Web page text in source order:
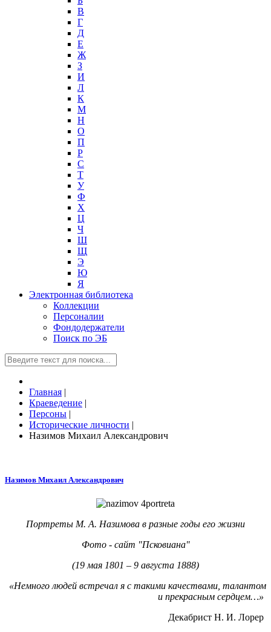
В
Г
Д
Е
Ж
З
И
Л
К
М
Н
О
П
Р
С
Т
У
Ф
Х
Ц
Ч
Ш
Щ
Э
Ю
Я
Электронная библиотека
Коллекции
Персоналии
Фондодержатели
Поиск по ЭБ
Главная |
Краеведение |
Персоны |
Исторические личности |
Назимов Михаил Александрович
Назимов Михаил Александрович
Портреты М. А. Назимова в разные годы его жизни
Фото - сайт "Псковиана"
(19 мая 1801 – 9 августа 1888)
«Немного людей встречал я с такими качествами, талантом
и прекрасным сердцем…»
Декабрист Н. И. Лорер